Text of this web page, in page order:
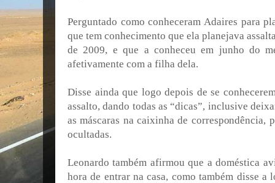
Perguntado como conheceram Adaires para
que tem conhecimento que ela planejava
de 2009, e que a conheceu em junho do
afetivamente com a filha dela.
Disse ainda que logo depois de se
assalto, dando todas as “dicas”, inclusive
as máscaras na caixinha de correspondência,
ocultadas.
Leonardo também afirmou que a doméstica
hora de entrar na casa, como também disse a